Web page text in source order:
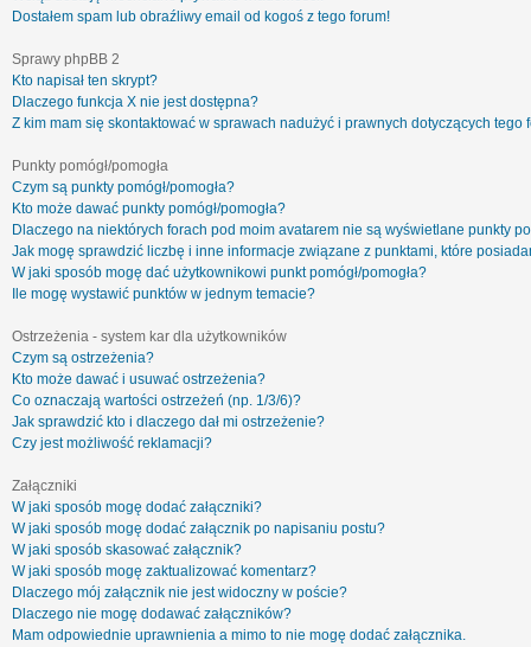
Dostałem spam lub obraźliwy email od kogoś z tego forum!
Sprawy phpBB 2
Kto napisał ten skrypt?
Dlaczego funkcja X nie jest dostępna?
Z kim mam się skontaktować w sprawach nadużyć i prawnych dotyczących tego
Punkty pomógł/pomogła
Czym są punkty pomógł/pomogła?
Kto może dawać punkty pomógł/pomogła?
Dlaczego na niektórych forach pod moim avatarem nie są wyświetlane punkty
Jak mogę sprawdzić liczbę i inne informacje związane z punktami, które
W jaki sposób mogę dać użytkownikowi punkt pomógł/pomogła?
Ile mogę wystawić punktów w jednym temacie?
Ostrzeżenia - system kar dla użytkowników
Czym są ostrzeżenia?
Kto może dawać i usuwać ostrzeżenia?
Co oznaczają wartości ostrzeżeń (np. 1/3/6)?
Jak sprawdzić kto i dlaczego dał mi ostrzeżenie?
Czy jest możliwość reklamacji?
Załączniki
W jaki sposób mogę dodać załączniki?
W jaki sposób mogę dodać załącznik po napisaniu postu?
W jaki sposób skasować załącznik?
W jaki sposób mogę zaktualizować komentarz?
Dlaczego mój załącznik nie jest widoczny w poście?
Dlaczego nie mogę dodawać załączników?
Mam odpowiednie uprawnienia a mimo to nie mogę dodać załącznika.